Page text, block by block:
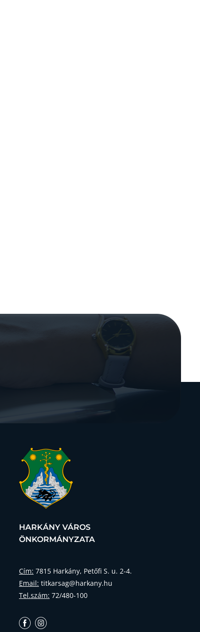
HARKÁNY VÁROS
ÖNKORMÁNYZATA
Cím: 7815 Harkány, Petőfi S. u. 2-4.
Email: titkarsag@harkany.hu
Tel.szám: 72/480-100